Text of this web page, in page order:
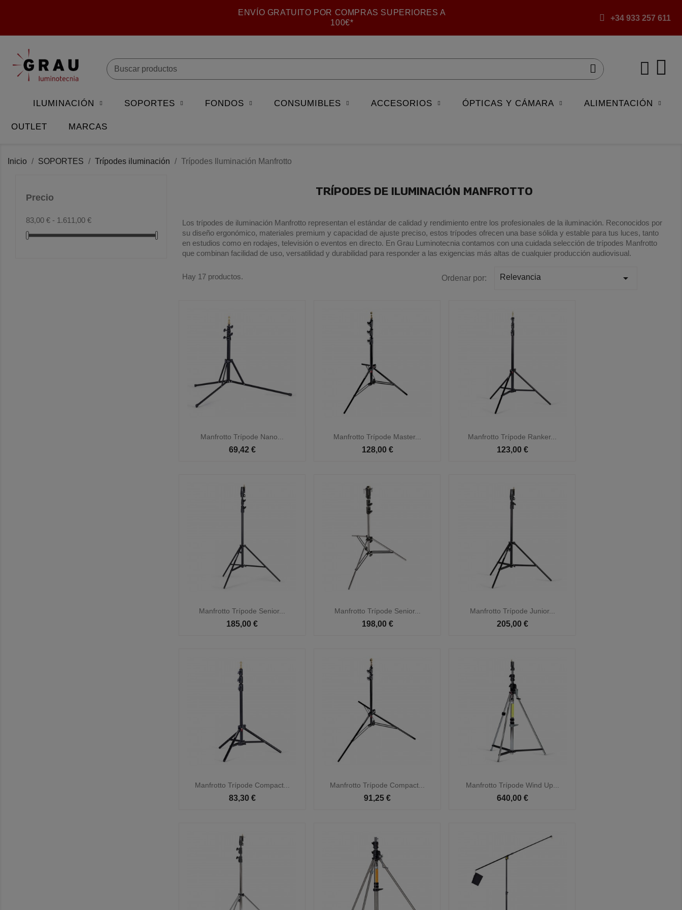
ENVÍO GRATUITO POR COMPRAS SUPERIORES A
100€*
+34 933 257 611
ILUMINACIÓN SOPORTES FONDOS CONSUMIBLES ACCESORIOS ÓPTICAS Y CÁMARA ALIMENTACIÓN
OUTLET MARCAS
Inicio SOPORTES Trípodes iluminación Trípodes Iluminación Manfrotto
Precio
83,00 € - 1.611,00 €
TRÍPODES DE ILUMINACIÓN MANFROTTO
Los trípodes de iluminación Manfrotto representan el estándar de calidad y rendimiento entre los profesionales de la iluminación. Reconocidos por
su diseño ergonómico, materiales premium y capacidad de ajuste preciso, estos trípodes ofrecen una base sólida y estable para tus luces, tanto
en estudios como en rodajes, televisión o eventos en directo. En Grau Luminotecnia contamos con una cuidada selección de trípodes Manfrotto
que combinan facilidad de uso, versatilidad y durabilidad para responder a las exigencias más altas de cualquier producción audiovisual.
Hay 17 productos. Ordenar por: Relevancia 
Manfrotto Trípode Nano...
69,42 €
Vista rápida Manfrotto Trípode Master...
128,00 €
Vista rápida Manfrotto Trípode Ranker...
123,00 €
Vista rápida
Manfrotto Trípode Senior...
185,00 €
Vista rápida Manfrotto Trípode Senior...
198,00 €
Vista rápida Manfrotto Trípode Junior...
205,00 €
Vista rápida
Manfrotto Trípode Compact...
83,30 €
 Vista rápida Manfrotto Trípode Compact...
91,25 €
 Vista rápida Manfrotto Trípode Wind Up...
640,00 €
Vista rápida